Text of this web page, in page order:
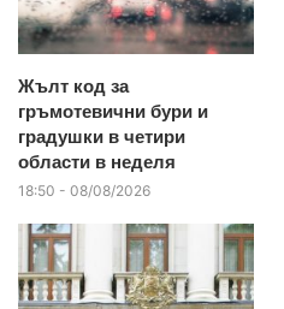
Жълт код за
гръмотевични бури и
градушки в четири
области в неделя
18:50 - 08/08/2026